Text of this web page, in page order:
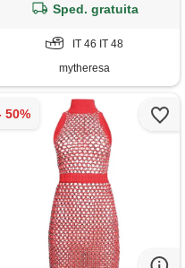
Sped. gratuita
IT 46 IT 48
mytheresa